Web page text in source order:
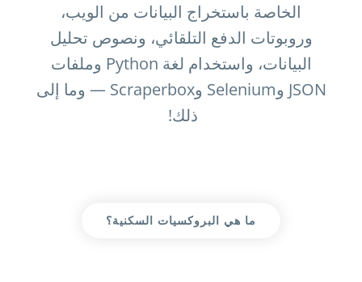
الخاصة باستخراج البيانات من الويب،
وروبوتات الدفع التلقائي، ونصوص تحليل
البيانات، واستخدام لغة Python وملفات
JSON وSelenium وScraperbox — وما إلى
ذلك!
ما هي البروكسيات السكنية؟